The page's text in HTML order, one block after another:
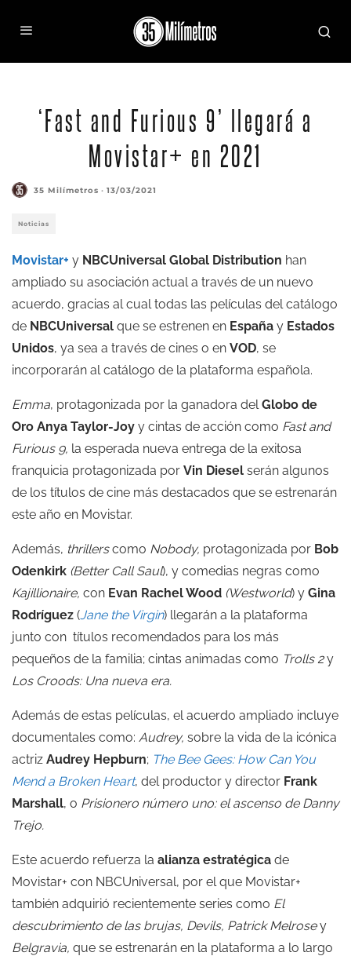
‘Fast and Furious 9’ llegará a
Movistar+ en 2021
35 Milímetros · 13/03/2021
Noticias
Movistar+ y NBCUniversal Global Distribution han
ampliado su asociación actual a través de un nuevo
acuerdo, gracias al cual todas las películas del catálogo
de NBCUniversal que se estrenen en España y Estados
Unidos, ya sea a través de cines o en VOD, se
incorporarán al catálogo de la plataforma española.
Emma, protagonizada por la ganadora delGlobo de
Oro Anya Taylor-Joy y cintas de acción como Fast and
Furious 9, la esperada nueva entrega de la exitosa
franquicia protagonizada por Vin Diesel serán algunos
de los títulos de cine más destacados que se estrenarán
este año en Movistar.
Además, thrillerscomo Nobody, protagonizada por Bob
Odenkirk (Better Call Saul), y comedias negras como
Kajillionaire, con Evan Rachel Wood (Westworld) y Gina
Rodríguez (Jane the Virgin) llegarán a la plataforma
junto con títulos recomendados para los más
pequeños de la familia; cintas animadas como Trolls 2y
Los Croods: Una nueva era.
Además de estas películas, el acuerdo ampliado incluye
documentales como: Audrey, sobre la vida de la icónica
actriz Audrey Hepburn; The Bee Gees: How Can You
Mend a Broken Heart, del productor y director Frank
Marshall, o Prisionero número uno: el ascenso de Danny
Trejo.
Este acuerdo refuerza la alianza estratégica de
Movistar+ con NBCUniversal, por el que Movistar+
también adquirió recientemente series como El
descubrimiento de las brujas, Devils, Patrick Melrosey
Belgravia, que se estrenarán en la plataforma a lo largo